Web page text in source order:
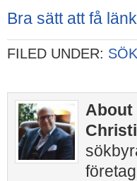
Bra sätt att få
FILED UNDER:
About